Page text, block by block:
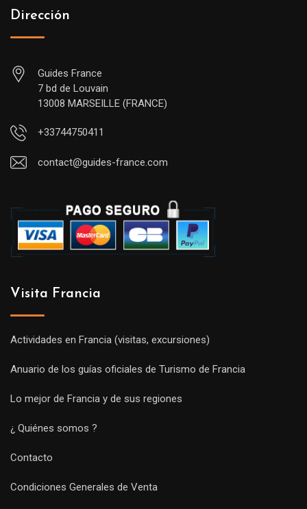
Dirección
Guides France
7 bd de Louvain
13008 MARSEILLE (FRANCE)
+33744750411
contact@guides-france.com
Visita Francia
Actividades en Francia (visitas, excursiones)
Anuario de los guías oficiales de Turismo de Francia
Lo mejor de Francia y de sus regiones
¿ Quiénes somos ?
Contacto
Condiciones Generales de Venta